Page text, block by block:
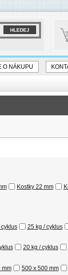
O NÁKUPU
Kostky 22 mm
25 kg / cyklus
20 kg / cyklus
mm 500 x 500 mm